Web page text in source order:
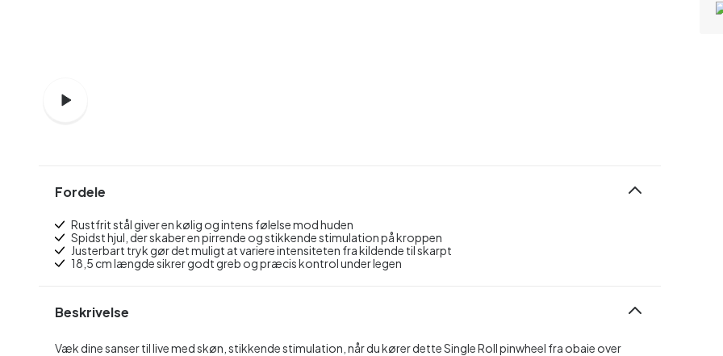
Fordele
Rustfrit stål giver en kølig og intens følelse mod huden
Spidst hjul, der skaber en pirrende og stikkende stimulation på kroppen
Justerbart tryk gør det muligt at variere intensiteten fra kildende til skarpt
18,5 cm længde sikrer godt greb og præcis kontrol under legen
Beskrivelse
Væk dine sanser til live med skøn, stikkende stimulation, når du kører dette Single Roll pinwheel fra obaie over